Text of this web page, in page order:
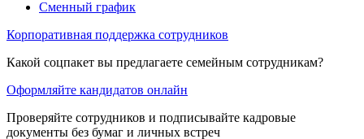
Сменный график
Корпоративная поддержка сотрудников
Какой соцпакет вы предлагаете семейным сотрудникам?
Оформляйте кандидатов онлайн
Проверяйте сотрудников и подписывайте кадровые
документы без бумаг и личных встреч